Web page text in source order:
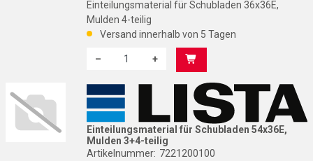
Einteilungsmaterial für Schubladen 36x36E,
Mulden 4-teilig
Versand innerhalb von 5 Tagen
–
+
Einteilungsmaterial für Schubladen 54x36E,
Mulden 3+4-teilig
Artikelnummer: 7221200100